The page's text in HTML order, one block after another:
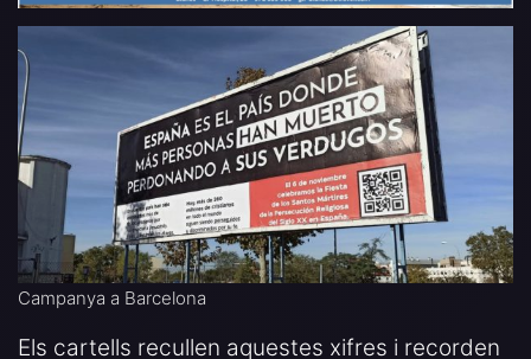
Campanya a Barcelona
Els cartells recullen aquestes xifres i recorden